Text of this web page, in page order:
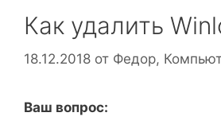
Как удалить
18.12.2018 от Федор,
Ваш вопрос: